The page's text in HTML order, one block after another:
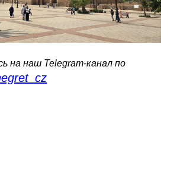
на наш Telegram-канал по